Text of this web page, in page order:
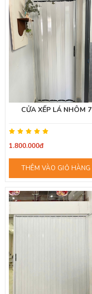
CỬA XẾP LÁ NHÔM 7
1.800.000đ
THÊM VÀO GIỎ HÀNG